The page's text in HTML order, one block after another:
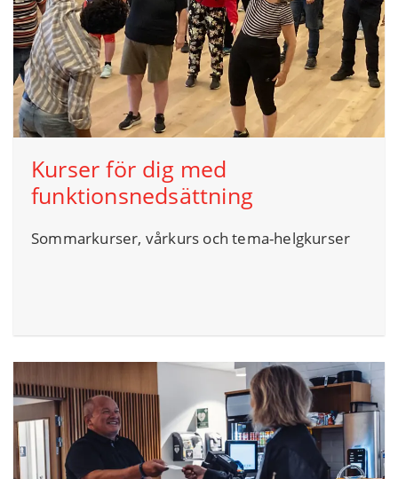
Kurser för dig med
funktionsnedsättning
Sommarkurser, vårkurs och tema-helgkurser